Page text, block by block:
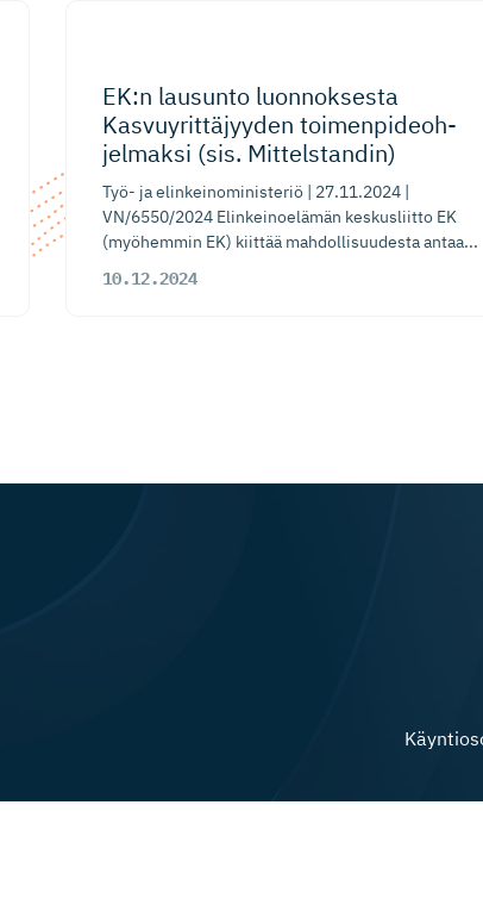
EK:n lausunto luonnoksesta
Kasvuyrit­tä­jyyden toimenpideoh­
jelmaksi (sis. Mittelstandin)
Työ- ja elinkeinoministeriö | 27.11.2024 |
VN/6550/2024 Elinkeinoelämän keskusliitto EK
(myöhemmin EK) kiittää mahdollisuudesta antaa...
10.12.2024